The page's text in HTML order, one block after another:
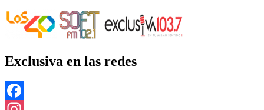
Exclusiva en las redes